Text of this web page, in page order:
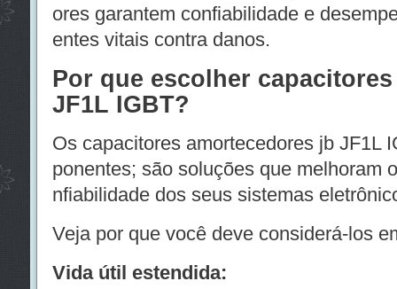
ores garantem confiabilidade e
entes vitais contra danos.
Por que escolher
JF1L IGBT?
Os capacitores amortecedores jb JF1L
ponentes; são soluções que melhoram
nfiabilidade dos seus sistemas
Veja por que você deve considerá-los
Vida útil estendida: